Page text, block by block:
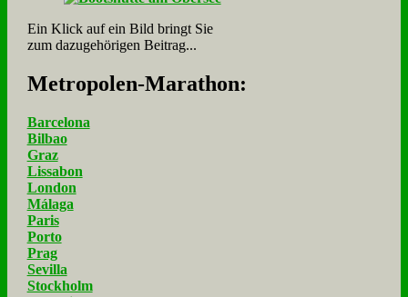
Ein Klick auf ein Bild bringt Sie
zum dazugehörigen Beitrag...
Me­tro­po­len-Ma­ra­thon:
Barcelona
Bilbao
Graz
Lissabon
London
Málaga
Paris
Porto
Prag
Sevilla
Stockholm